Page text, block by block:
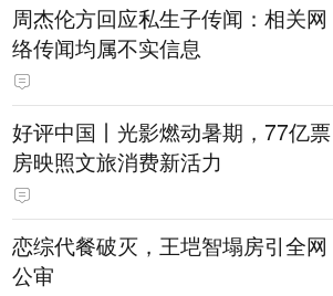
周杰伦方回应私生子传闻：相关网
络传闻均属不实信息
好评中国丨光影燃动暑期，77亿票
房映照文旅消费新活力
恋综代餐破灭，王垲智塌房引全网
公审